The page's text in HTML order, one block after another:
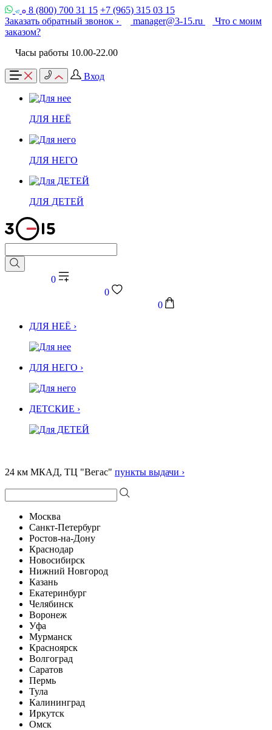
8 (800) 700 31 15 +7 (965) 315 03 15
Заказать обратный звонок ›
manager@3-15.ru
Что с моим
заказом?
Часы работы 10.00-22.00
Вход
ДЛЯ НЕЁ
ДЛЯ НЕГО
ДЛЯ ДЕТЕЙ
0
0
0
ДЛЯ НЕЁ ›
ДЛЯ НЕГО ›
ДЕТСКИЕ ›
24 км МКАД, ТЦ "Вегас" пункты выдачи ›
Москва
Санкт-Петербург
Ростов-на-Дону
Краснодар
Новосибирск
Нижний Новгород
Казань
Екатеринбург
Челябинск
Воронеж
Уфа
Мурманск
Красноярск
Волгоград
Саратов
Пермь
Тула
Калининград
Иркутск
Омск